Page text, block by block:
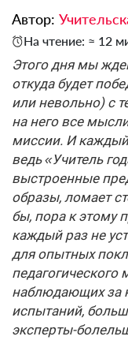
Автор:
На чтение: ≈ 12
Этого дня мы
откуда будет
или невольно) с
на него все
миссии. И
ведь «Учитель
выстроенные
образы, ломает
бы, пора к этому
каждый раз не
для опытных
педагогического
наблюдающих за
испытаний,
эксперты-